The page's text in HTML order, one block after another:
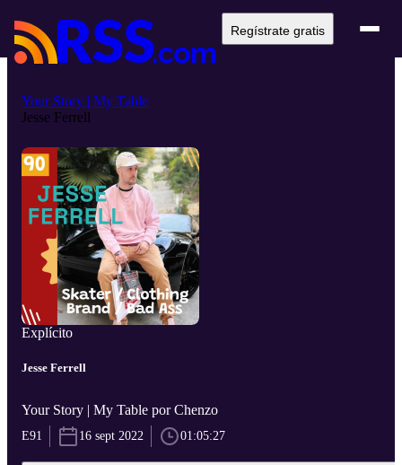
Regístrate gratis
Your Story | My Table
Jesse Ferrell
Explícito
Jesse Ferrell
Your Story | My Table por Chenzo
E91 16 sept 2022 01:05:27